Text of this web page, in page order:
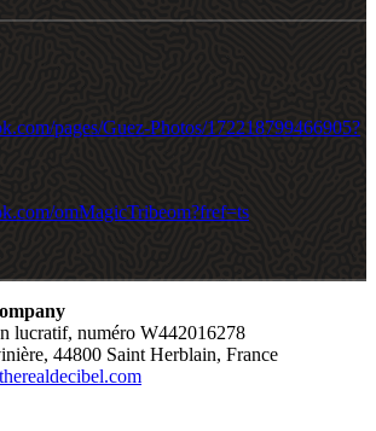
pages/Guez-Photos/172218799466905?
omMagicTribeom?fref=ts
lucratif, numéro W442016278
44800 Saint Herblain, France